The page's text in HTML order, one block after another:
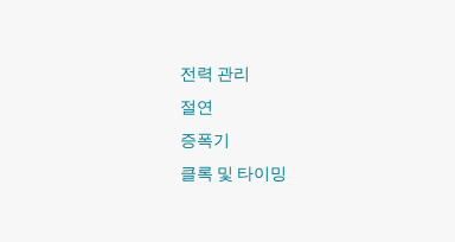
전력 관리
절연
증폭기
클록 및 타이밍